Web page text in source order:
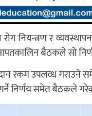
नियन्त्रण र
बैठकले सो
रकम उपलव्ध गराउने
निर्णय समेत बैठकले